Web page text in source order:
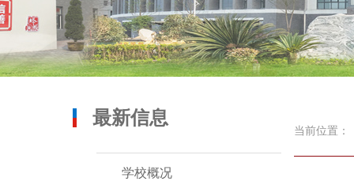
最新信息
学校概况
当前位置：